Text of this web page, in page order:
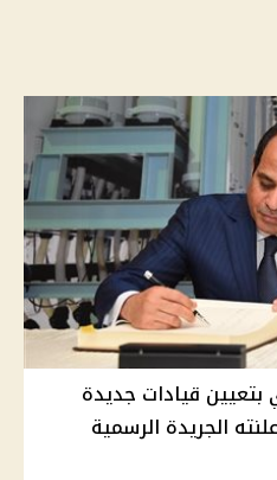
قيادات جديدة
الجريدة الرسمية